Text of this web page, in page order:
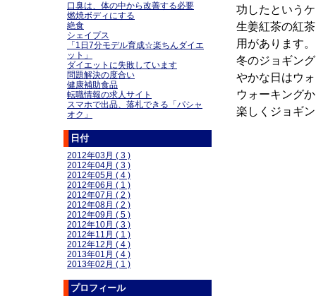
功したという
生姜紅茶の紅
用があります。
冬のジョギン
やかな日はウ
ウォーキング
楽しくジョギ
口臭は、体の中から改善する必要
燃焼ボディにする
絶食
シェイプス
「1日7分モデル育成☆楽ちんダイエ
ット」
ダイエットに失敗しています
問題解決の度合い
健康補助食品
転職情報の求人サイト
スマホで出品、落札できる「パシャ
オク」
日付
2012年03月 ( 3 )
2012年04月 ( 3 )
2012年05月 ( 4 )
2012年06月 ( 1 )
2012年07月 ( 2 )
2012年08月 ( 2 )
2012年09月 ( 5 )
2012年10月 ( 3 )
2012年11月 ( 1 )
2012年12月 ( 4 )
2013年01月 ( 4 )
2013年02月 ( 1 )
プロフィール